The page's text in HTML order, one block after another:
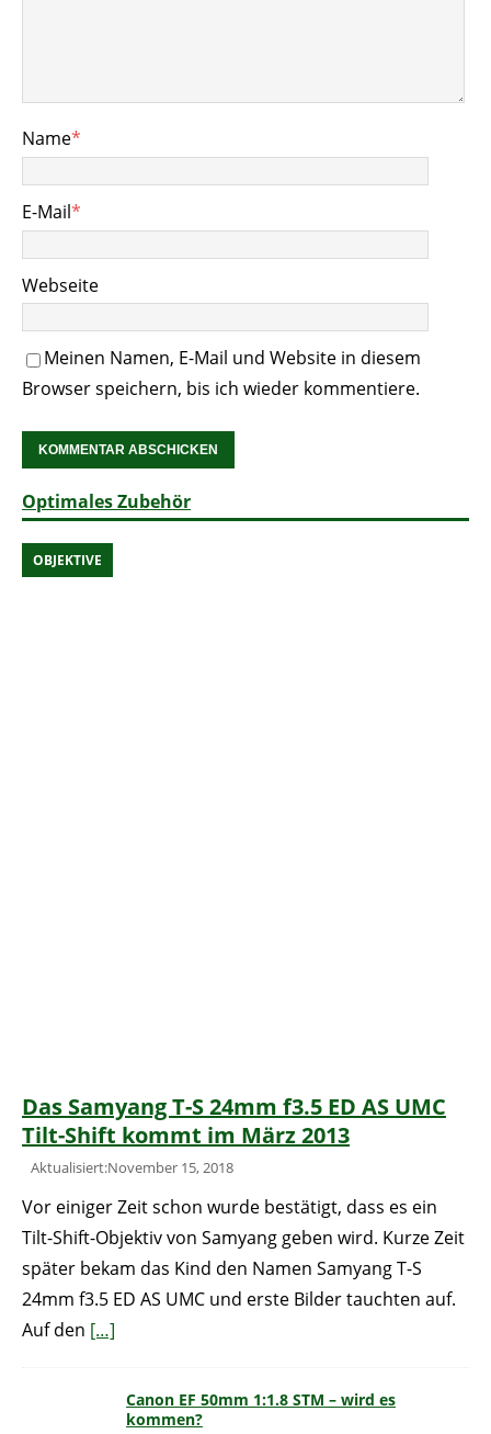
Name*
E-Mail*
Webseite
Meinen Namen, E-Mail und Website in diesem
Browser speichern, bis ich wieder kommentiere.
Optimales Zubehör
Das Samyang T-S 24mm f3.5 ED AS UMC
Tilt-Shift kommt im März 2013
OBJEKTIVE
Aktualisiert:November 15, 2018
Vor einiger Zeit schon wurde bestätigt, dass es ein
Tilt-Shift-Objektiv von Samyang geben wird. Kurze Zeit
später bekam das Kind den Namen Samyang T-S
24mm f3.5 ED AS UMC und erste Bilder tauchten auf.
Auf den […]
Canon EF 50mm 1:1.8 STM – wird es
kommen?